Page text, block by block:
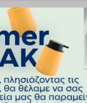
ΤΟΠΟΘΈΤΗΣΗ
ΝΈΟ